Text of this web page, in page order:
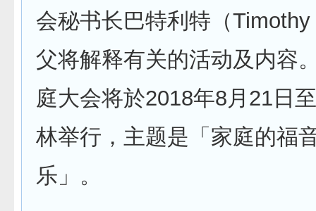
会秘书长巴特利特（
父将解释有关的活动及内容
庭大会将於2018年8月21日
林举行，主题是「家庭的福
乐」。